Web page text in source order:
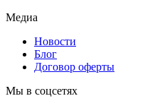
Медиа
Новости
Блог
Договор оферты
Мы в соцсетях